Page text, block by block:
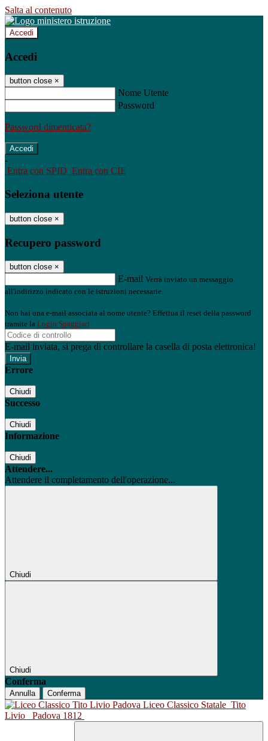
Salta al contenuto
Accedi
Accedi
button close ×
Nome Utente
Password
Password dimenticata?
-
Entra con SPID Entra con CIE
Seleziona utente
button close ×
Recupero password
button close ×
E-mail Verrà inviato un messaggio
all'indirizzo indicato con le istruzioni necessarie.
Non hai una e-mail associata al nome utente? Effettua il reset della password
tramite la Login Spaggiari
E-mail inviata, si prega di controllare la casella di posta elettronica!
Errore
Chiudi
Successo
Chiudi
Informazione
Chiudi
Attendere...
Attendere il completamento dell'operazione...
Chiudi
Chiudi
Conferma
Annulla Conferma
Liceo Classico Statale Tito
Livio
Padova 1812